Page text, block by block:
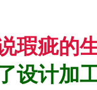
瑕疵的
设计加